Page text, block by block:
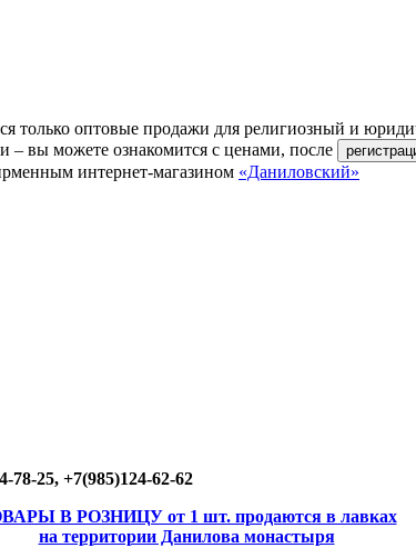
только оптовые продажи для религиозный и
– вы можете ознакомится с ценами, после
интернет-магазином «Даниловский»
78-25, +7(985)124-62-62
В РОЗНИЦУ от 1 шт. продаются в лавках
на территории Данилова монастыря